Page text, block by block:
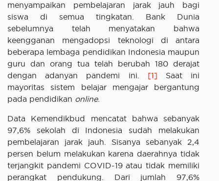
menyampaikan pembelajaran jarak jauh bagi
siswa di semua tingkatan. Bank Dunia
sebelumnya telah menyatakan bahwa
keengganan mengadopsi teknologi di antara
beberapa lembaga pendidikan Indonesia maupun
guru dan orang tua telah berubah 180 derajat
dengan adanyan pandemi ini. [1] Saat ini
mayoritas sistem belajar mengajar bergantung
pada pendidikan online.
Data Kemendikbud mencatat bahwa sebanyak
97,6% sekolah di Indonesia sudah melakukan
pembelajaran jarak jauh. Sisanya sebanyak 2,4
persen belum melakukan karena daerahnya tidak
terjangkit pandemi COVID-19 atau tidak memiliki
perangkat pendukung. Dari jumlah 97,6%